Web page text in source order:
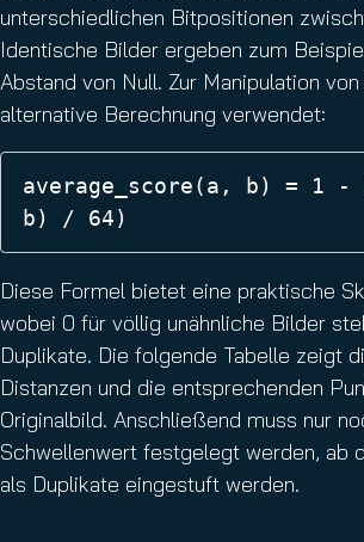
unterschiedlichen Bitpositionen
Identische Bilder ergeben zum
Abstand von Null. Zur Manipulation
alternative Berechnung verwendet:
average_score(a, b) = 1 -
b) / 64)
Diese Formel bietet eine praktische
wobei 0 für völlig unähnliche Bilder
Duplikate. Die folgende Tabelle zeigt
Distanzen und die entsprechenden
Originalbild. Anschließend muss nur
Schwellenwert festgelegt werden, ab
als Duplikate eingestuft werden.